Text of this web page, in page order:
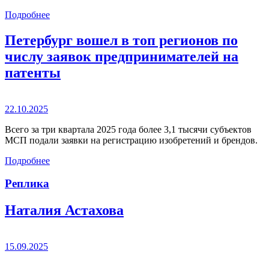
Подробнее
Петербург вошел в топ регионов по
числу заявок предпринимателей на
патенты
22.10.2025
Всего за три квартала 2025 года более 3,1 тысячи субъектов
МСП подали заявки на регистрацию изобретений и брендов.
Подробнее
Реплика
Наталия Астахова
15.09.2025